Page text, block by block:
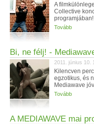
A
Collective
programjában!
Tovább
Bi, ne félj! -
2011. június 10.
Kilencven
egzotikus, és
Mediawave
Tovább
A MEDIAWAVE mai